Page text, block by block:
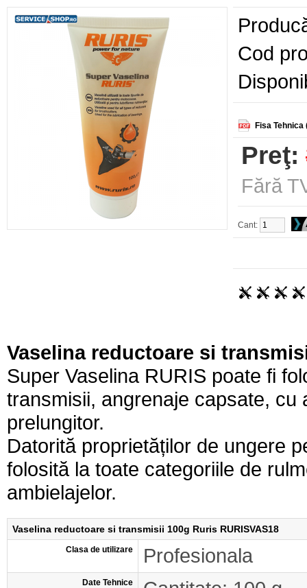
Cod
Fisa Tehnica
Preţ:
Fără
Cant:
Vaselina reductoare si
Super Vaselina RURIS poate fi
transmisii, angrenaje capsate,
prelungitor.
Datorită proprietăților de ungere
folosită la toate categoriile de
ambielajelor.
Vaselina reductoare si transmisii 100g Ruris RURISVAS18
Clasa de utilizare Profesionala
Date Tehnice